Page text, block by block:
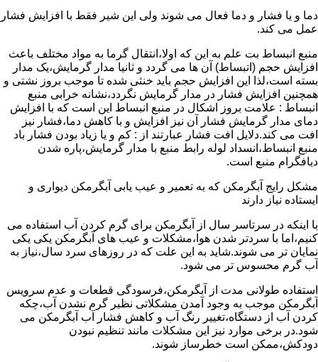
دما و یا فشار و دما فعال می شوند ولی این شیر فقط با افزایش فشار
عمل می کند.
منبع انبساط بت علم به این که اولا،انتقال گرما به مواد مختلف باعث
افزایش حجم (اتبساط) آن ها می گردد و ثانیا مدار گرمایش،یک مدار
بسته است،لذا این افزایش حجم باید خنثی شده تا موجب بروز نشتی و
همچنین افزایش فشار در مدار گرمایش نگردد،نشانه خرابی منبع
انبساط : علامت بروز اشکال در منبع انبساط این است که با افزایش
دمای مدار گرمایش فشار آن نیز افزایش و با کاهش دما،فشار نیز
افت می کند.دلایل افت فشار عبارتند از : کم و یا زیاد بودن فشار باد
منبع انبساط،انسداد لوله رابط منبع با مدار گرمایش،پاره شدن
دیافگرام منبع است.
مشکل رایج آبگرمکن که به تعمیر و عیب یابی آبگرمکن دیواری و
ایستاده نیاز دارند
با اینکه در سرتاسر سال از آبگرمکن برای گرم کردن آب استفاده می
کنیم،اما با سردتر شدن هوا،مشکلات و عیب های آبگرمکن یکی یکی
نمایان تر می شوند.شاید به این علت که در روزهای سرد سال،نیاز به
آب گرم محسوس تر می شود.
استفاده طولانی مدت از آبگرمکن،فرسودگی قطعات و عدم سرویس
آبگرمکن موجب به وجود آمدن مشکلاتی نظیر گرم نشدن آب،چکه
کردن آب از دستگاه،تغییر رنگ آب و کاهش فشار آب آبگرمکن می
شود.در برخی موارد نیز این مشکلات مانند تنظیم نبودن
دودکش،ممکن است خطرساز شوند.